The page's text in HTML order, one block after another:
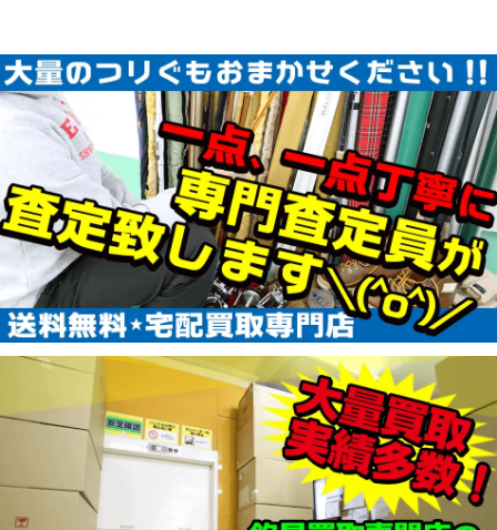
ABU カーディナル3X express 未
使用
釣具買取クーポンturi20260117-
（2026/01/31迄）
45,000円
2026/01/17
ABU カーディナル3BD CDL 未使
用
釣具買取クーポン turi20260117-
03（2026/01/31迄）
42,500円
2026/01/17
ABU カーディナル3 BRX 未使用
釣具買取クーポンturi20260117-
04（2026/01/31迄）
33,000円
2026/01/17
ABU カーディナル4X 未使用
釣具買取クーポン
turi20260117-
（2026/01/31迄）
27,000円
2026/01/17
シマノ ヘラ竿 飛天弓 閃光G 30尺
未使用
釣具買取クーポン
turi20260110-
35,000円
2026/01/10